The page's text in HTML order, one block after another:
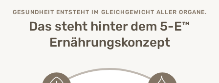
GESUNDHEIT ENTSTEHT IM GLEICHGEWICHT ALLER ORGANE.
Das steht hinter dem 5-E™
Ernährungskonzept